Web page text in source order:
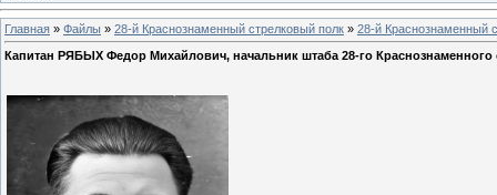
Главная » Файлы » 28-й Краснознаменный стрелковый полк » 28-й Краснознаменный
Капитан РЯБЫХ Федор Михайлович, начальник штаба 28-го Краснознаменного